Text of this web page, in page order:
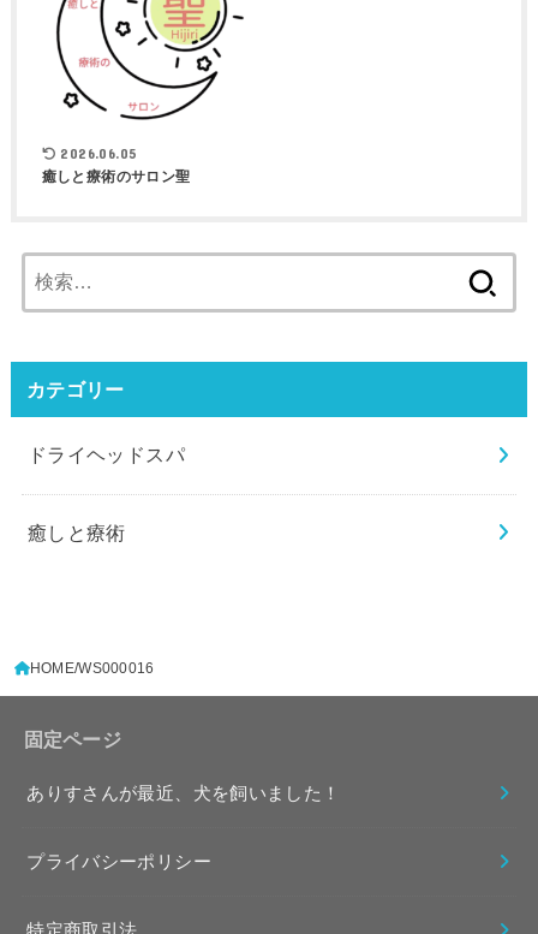
2026.06.05
癒しと療術のサロン聖
索:
カテゴリー
ドライヘッドスパ
癒しと療術
HOME WS000016
固定ページ
ありすさんが最近、犬を飼いました！
プライバシーポリシー